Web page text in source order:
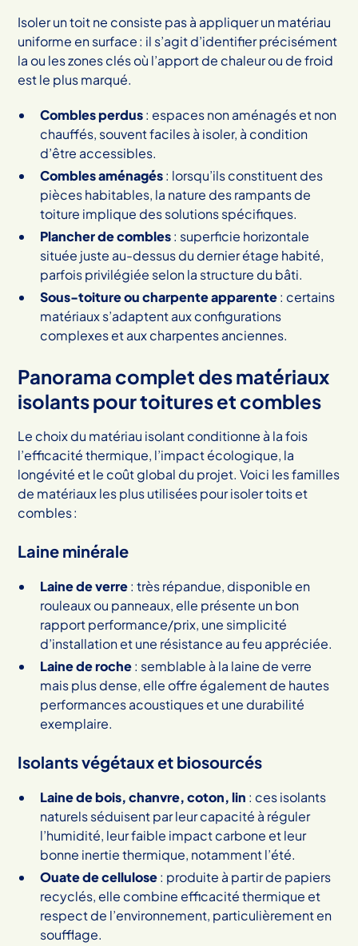
Isoler un toit ne consiste pas à appliquer un matériau
uniforme en surface : il s’agit d’identifier précisément
la ou les zones clés où l’apport de chaleur ou de froid
est le plus marqué.
Combles perdus: espaces non aménagés et non
chauffés, souvent faciles à isoler, à condition
d’être accessibles.
Combles aménagés: lorsqu’ils constituent des
pièces habitables, la nature des rampants de
toiture implique des solutions spécifiques.
Plancher de combles: superficie horizontale
située juste au-dessus du dernier étage habité,
parfois privilégiée selon la structure du bâti.
Sous-toiture ou charpente apparente: certains
matériaux s’adaptent aux configurations
complexes et aux charpentes anciennes.
Panorama complet des matériaux
isolants pour toitures et combles
Le choix du matériau isolant conditionne à la fois
l’efficacité thermique, l’impact écologique, la
longévité et le coût global du projet. Voici les familles
de matériaux les plus utilisées pour isoler toits et
combles :
Laine minérale
Laine de verre: très répandue, disponible en
rouleaux ou panneaux, elle présente un bon
rapport performance/prix, une simplicité
d’installation et une résistance au feu appréciée.
Laine de roche: semblable à la laine de verre
mais plus dense, elle offre également de hautes
performances acoustiques et une durabilité
exemplaire.
Isolants végétaux et biosourcés
Laine de bois, chanvre, coton, lin : ces isolants
naturels séduisent par leur capacité à réguler
l’humidité, leur faible impact carbone et leur
bonne inertie thermique, notamment l’été.
Ouate de cellulose: produite à partir de papiers
recyclés, elle combine efficacité thermique et
respect de l’environnement, particulièrement en
soufflage.